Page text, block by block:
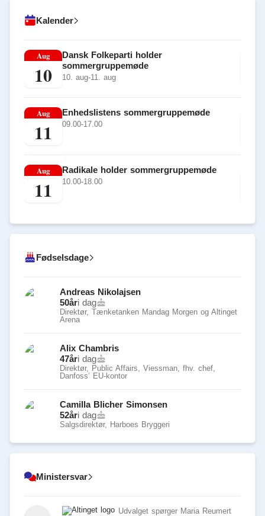
Kalender
Aug
10
Dansk Folkeparti holder
sommergruppemøde
10. aug-11. aug
Aug
11
Enhedslistens sommergruppemøde
09.00-17.00
Aug
11
Radikale holder sommergruppemøde
10.00-18.00
Fødselsdage
Andreas Nikolajsen
50åri dag
Direktør, Tænketanken Mandag Morgen og Altinget
Arena
Alix Chambris
47åri dag
Direktør, Public Affairs, Viessman, fhv. chef,
Danfoss’ EU-kontor
Camilla Blicher Simonsen
52åri dag
Salgsdirektør, Harboes Bryggeri
Ministersvar
Udvalget spørger Maria Reumert